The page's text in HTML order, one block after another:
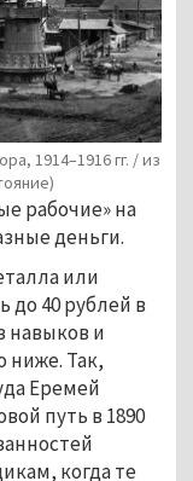
1914–1916 гг. / из
рабочие» на
деньги.
или
до 40 рублей в
навыков и
ниже. Так,
Еремей
путь в 1890
когда те